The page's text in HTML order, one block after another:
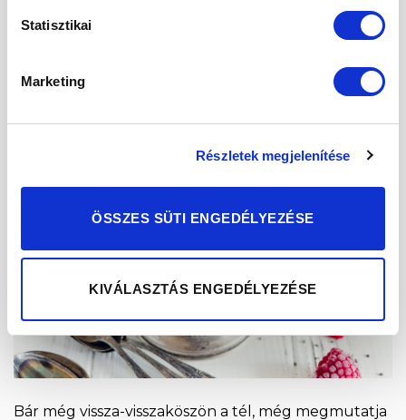
Statisztikai
Marketing
Részletek megjelenítése
ÖSSZES SÜTI ENGEDÉLYEZÉSE
KIVÁLASZTÁS ENGEDÉLYEZÉSE
POSTED ON2021.03.12.
Bár még vissza-visszaköszön a tél, még megmutatja